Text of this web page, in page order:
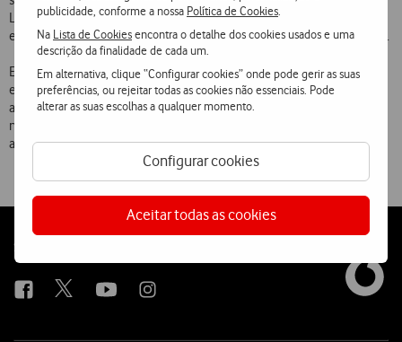
publicidade, conforme a nossa Política de Cookies
Na Lista de Cookiesencontra o detalhe dos cookies usados e uma
descrição da finalidade de cada um.
Em alternativa, clique “Configurar cookies” onde pode gerir as suas
preferências, ou rejeitar todas as cookies não essenciais. Pode
alterar as suas escolhas a qualquer momento.
Configurar cookies
Aceitar todas as cookies
Lisboa e no dia 11 as cerejas serão distribuídas em Faro. O
encerramento da iniciativa será feito em Setúbal, no dia 12 de Junho.
Em inúmeras acções anteriores, com o intuito de criar momentos
especiais e únicos aos transeuntes, a Vodafone já ofereceu castanhas
assadas, chá, café e chocolate quente, pipocas, rebuçados, bolas de
neve, lollipops (doces), águas, gelados, pulverizadores, sofás e
almofadas insufláveis.
Follow
us
Social